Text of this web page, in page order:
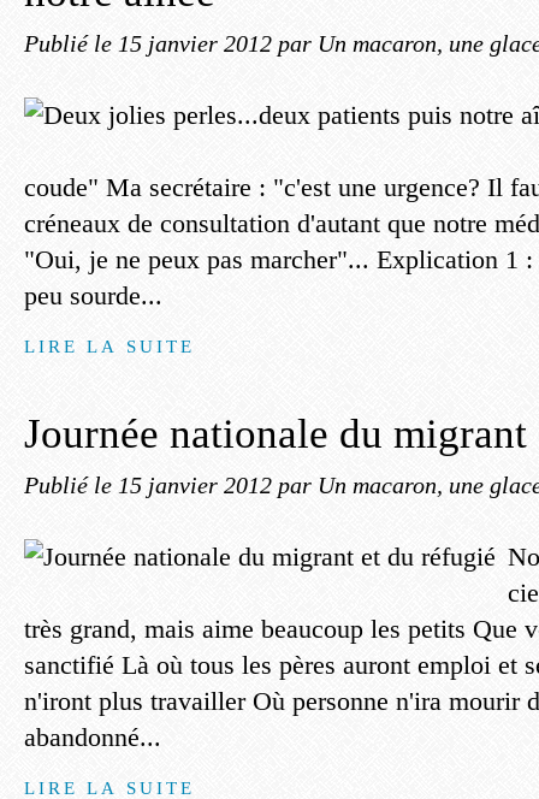
Publié le 15 janvier 2012 par Un macaron, une
coude" Ma secrétaire : "c'est une urgence? Il
créneaux de consultation d'autant que notre
"Oui, je ne peux pas marcher"... Explication 1 :
peu sourde...
LIRE LA SUITE
Journée nationale du
Publié le 15 janvier 2012 par Un macaron, une
très grand, mais aime beaucoup les petits Que
sanctifié Là où tous les pères auront emploi et
n'iront plus travailler Où personne n'ira mourir
abandonné...
LIRE LA SUITE